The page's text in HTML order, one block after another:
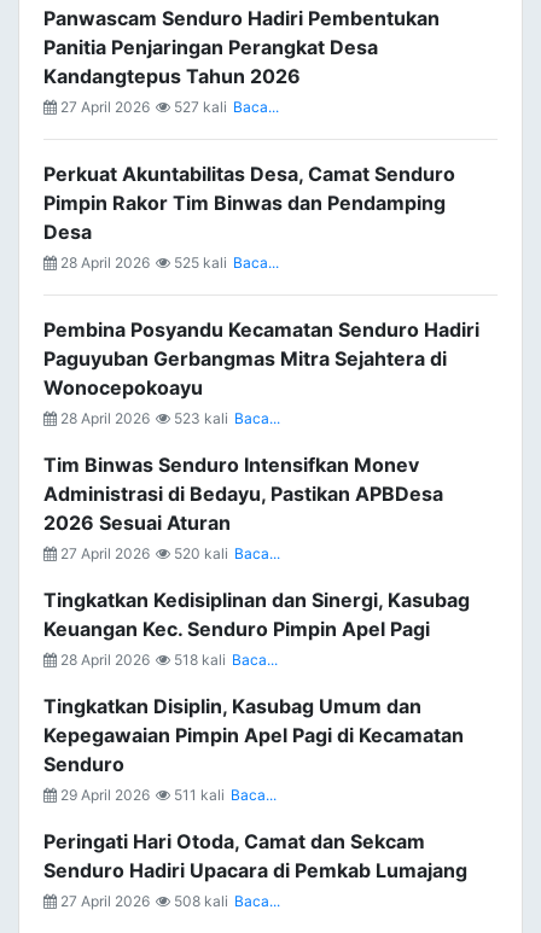
Panwascam Senduro Hadiri Pembentukan
Panitia Penjaringan Perangkat Desa
Kandangtepus Tahun 2026
27 April 2026 527 kali Baca...
Perkuat Akuntabilitas Desa, Camat Senduro
Pimpin Rakor Tim Binwas dan Pendamping
Desa
28 April 2026 525 kali Baca...
Pembina Posyandu Kecamatan Senduro Hadiri
Paguyuban Gerbangmas Mitra Sejahtera di
Wonocepokoayu
28 April 2026 523 kali Baca...
Tim Binwas Senduro Intensifkan Monev
Administrasi di Bedayu, Pastikan APBDesa
2026 Sesuai Aturan
27 April 2026 520 kali Baca...
Tingkatkan Kedisiplinan dan Sinergi, Kasubag
Keuangan Kec. Senduro Pimpin Apel Pagi
28 April 2026 518 kali Baca...
Tingkatkan Disiplin, Kasubag Umum dan
Kepegawaian Pimpin Apel Pagi di Kecamatan
Senduro
29 April 2026 511 kali Baca...
Peringati Hari Otoda, Camat dan Sekcam
Senduro Hadiri Upacara di Pemkab Lumajang
27 April 2026 508 kali Baca...